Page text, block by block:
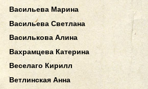
Васильева Марина
Васильева Светлана
Василькова Алина
Вахрамцева Катерина
Веселаго Кирилл
Ветлинская Анна